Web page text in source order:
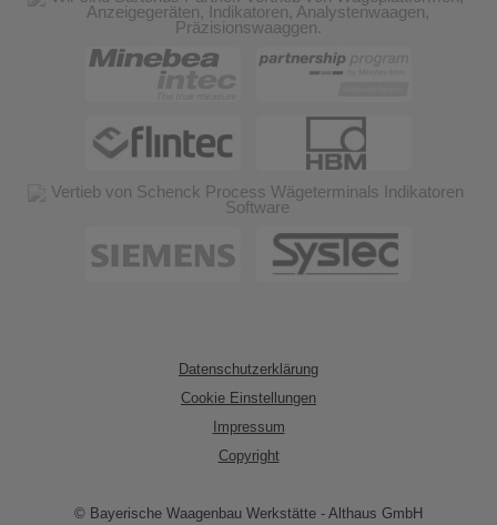
Datenschutzerklärung
Cookie Einstellungen
Impressum
Copyright
© Bayerische Waagenbau Werkstätte - Althaus GmbH